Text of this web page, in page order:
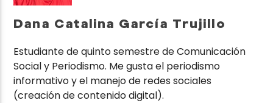
Dana Catalina García Trujillo
Estudiante de quinto semestre de Comunicación
Social y Periodismo. Me gusta el periodismo
informativo y el manejo de redes sociales
(creación de contenido digital).